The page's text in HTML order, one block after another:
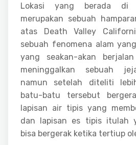
Lokasi yang berada di
merupakan sebuah
atas Death Valley
sebuah fenomena alam
yang seakan-akan
meninggalkan sebuah
namun setelah diteliti
batu-batu tersebut
lapisan air tipis yang
dan lapisan es tipis itulah
bisa bergerak ketika tertiup